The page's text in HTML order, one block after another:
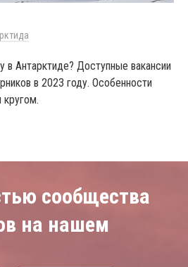
в Антарктиде? Доступные вакансии
в 2023 году. Особенности
кругом.
сообщества
на нашем